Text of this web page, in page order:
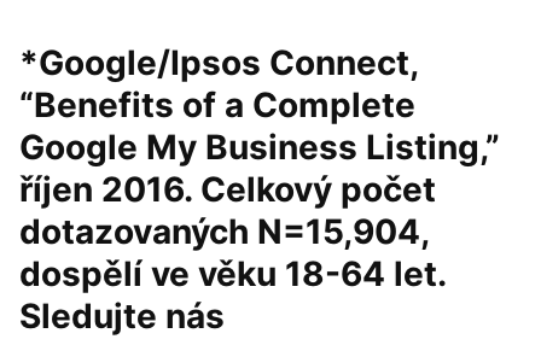
*Google/Ipsos Connect,
“Benefits of a Complete
Google My Business Listing,”
říjen 2016. Celkový počet
dotazovaných N=15,904,
dospělí ve věku 18-64 let.
Sledujte nás